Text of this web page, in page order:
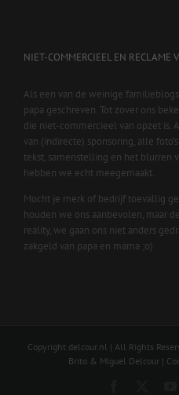
NIET-COMMERCIEEL EN RECLAME
Als een van de weinige
papa geschreven. Tot zover ons
die niet-commercieel van opzet is.
van (indirecte) sponsoring, alle
tekst, samenstelling en het blurren
hebben we echt meegemaakt.
Mocht je merk of bedrijf toevallig
houden we ons aanbevolen, maar
reality, we gaan ons niet anders
zakgeld van papa en mama ;o)
Copyright delcour.nl | All Rights
Brito & Miguel Delcour |